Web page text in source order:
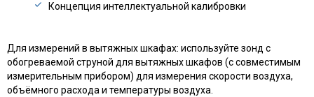
Концепция интеллектуальной калибровки
Для измерений в вытяжных шкафах: используйте зонд с
обогреваемой струной для вытяжных шкафов (с совместимым
измерительным прибором) для измерения скорости воздуха,
объёмного расхода и температуры воздуха.